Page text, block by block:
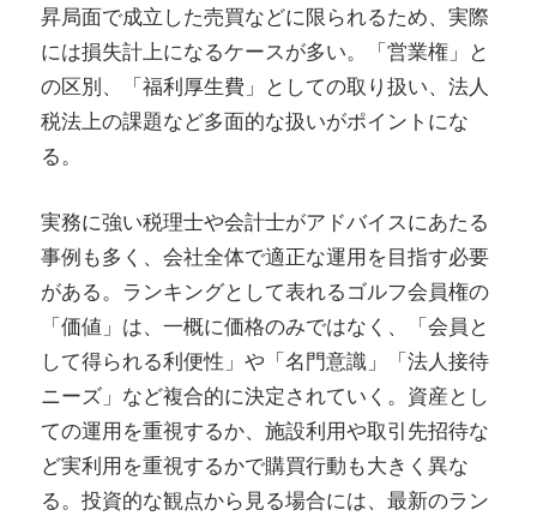
昇局面で成立した売買などに限られるため、実際
には損失計上になるケースが多い。「営業権」と
の区別、「福利厚生費」としての取り扱い、法人
税法上の課題など多面的な扱いがポイントにな
る。
実務に強い税理士や会計士がアドバイスにあたる
事例も多く、会社全体で適正な運用を目指す必要
がある。ランキングとして表れるゴルフ会員権の
「価値」は、一概に価格のみではなく、「会員と
して得られる利便性」や「名門意識」「法人接待
ニーズ」など複合的に決定されていく。資産とし
ての運用を重視するか、施設利用や取引先招待な
ど実利用を重視するかで購買行動も大きく異な
る。投資的な観点から見る場合には、最新のラン